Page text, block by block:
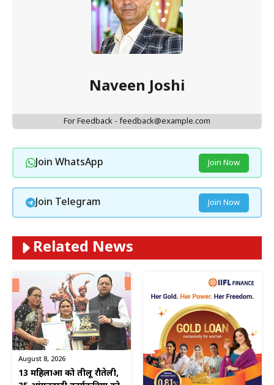
Naveen Joshi
For Feedback - feedback@example.com
Join WhatsApp Join Now
Join Telegram Join Now
Related News
August 8, 2026
13 महिलाओं को तीलू रौतेली,